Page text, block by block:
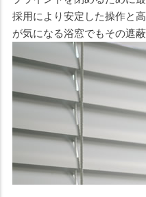
採用により安定した操作と
が気になる浴窓でもその遮